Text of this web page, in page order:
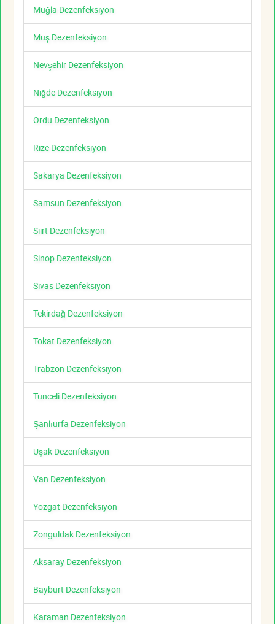
Muğla Dezenfeksiyon
Muş Dezenfeksiyon
Nevşehir Dezenfeksiyon
Niğde Dezenfeksiyon
Ordu Dezenfeksiyon
Rize Dezenfeksiyon
Sakarya Dezenfeksiyon
Samsun Dezenfeksiyon
Siirt Dezenfeksiyon
Sinop Dezenfeksiyon
Sivas Dezenfeksiyon
Tekirdağ Dezenfeksiyon
Tokat Dezenfeksiyon
Trabzon Dezenfeksiyon
Tunceli Dezenfeksiyon
Şanlıurfa Dezenfeksiyon
Uşak Dezenfeksiyon
Van Dezenfeksiyon
Yozgat Dezenfeksiyon
Zonguldak Dezenfeksiyon
Aksaray Dezenfeksiyon
Bayburt Dezenfeksiyon
Karaman Dezenfeksiyon